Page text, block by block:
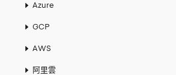
Azure
GCP
AWS
阿里雲